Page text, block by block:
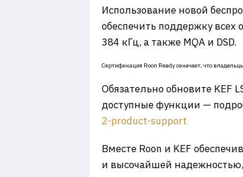
Использование новой
обеспечить поддержку
384 кГц, а также MQA и DSD.
Сертификация Roon Ready означает, что
Обязательно обновите
доступные функции —
2-product-support
Вместе Roon и KEF
и высочайшей